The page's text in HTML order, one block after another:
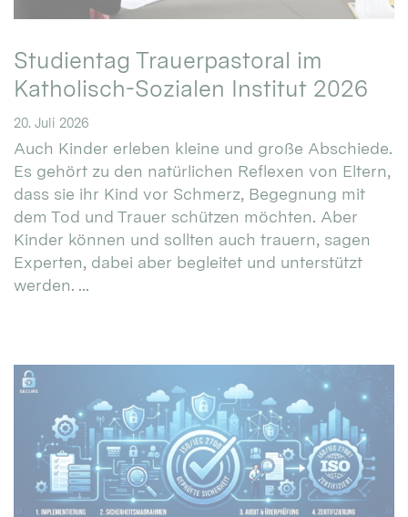
Studientag Trauerpastoral im
Katholisch-Sozialen Institut 2026
20. Juli 2026
Auch Kinder erleben kleine und große Abschiede.
Es gehört zu den natürlichen Reflexen von Eltern,
dass sie ihr Kind vor Schmerz, Begegnung mit
dem Tod und Trauer schützen möchten. Aber
Kinder können und sollten auch trauern, sagen
Experten, dabei aber begleitet und unterstützt
werden. ...